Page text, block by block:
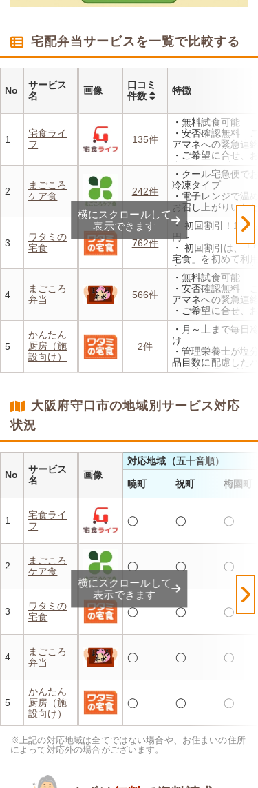
宅配弁当サービスを一覧で比較する
No
サービス
名
画像
口コミ
件数
特徴
1
宅食ライ
フ
135件
・無料試食可能
・安否確認無料 ご
アマネへの緊急連絡
・ご希望に合せ、
食、アレルギーに無
・1回だけ、1食だ
もOK
2
まごころ
ケア食
242件
・クール宅急便で
冷凍タイプ
・電子レンジで温
お召し上がりいただ
・メニューの組み
理栄養士にお任せ
・定期は通常価格
んと20％OFF！
3
ワタミの
宅食
762件
・ 初回割引！1食
円～
・ 初回割引は、「
宅食」を初めて利用
方、または6か月以
お休みされている
なります。※「好
ず」「好い日の御
外
・香り、風味、食
るよう冷蔵でお届け
・日替わりの献立
らご利用可能
4
まごころ
弁当
566件
・無料試食可能
・安否確認無料 ご
アマネへの緊急連絡
・ご希望に合せ、
食、アレルギーに無
・1回だけ、1食だ
もOK
5
かんたん
厨房（施
設向け）
2件
・月～土まで毎日
け
・管理栄養士が塩
品目数に配慮した
・自社工場で厳格
減を実現！温める
横にスクロールして
表示できます
大阪府守口市の地域別サービス対応
状況
No
サービス
名
画像
対応地域（五十音順）
暁町 祝町 梅園町
1
宅食ライ
フ
◯ ◯ ◯
2
まごころ
ケア食
◯ ◯ ◯
3
ワタミの
宅食
◯ ◯ ◯
4
まごころ
弁当
◯ ◯ ◯
5
かんたん
厨房（施
設向け）
◯ ◯ ◯
横にスクロールして
表示できます
※上記の対応地域は全てではない場合や、お住まいの住所
によって対応外の場合がございます。